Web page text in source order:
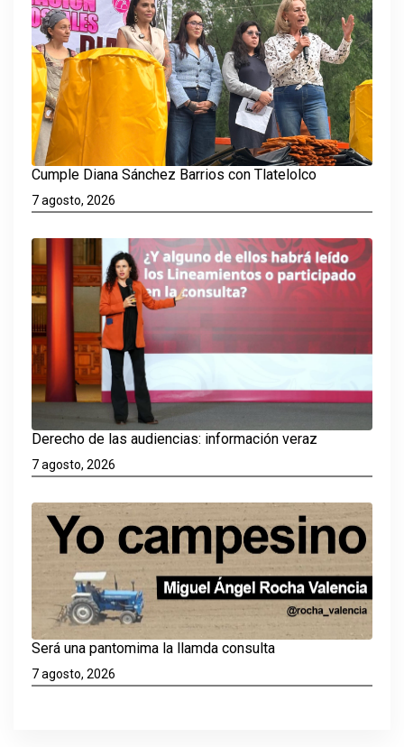
Cumple Diana Sánchez Barrios con Tlatelolco
7 agosto, 2026
Derecho de las audiencias: información veraz
7 agosto, 2026
Será una pantomima la llamda consulta
7 agosto, 2026